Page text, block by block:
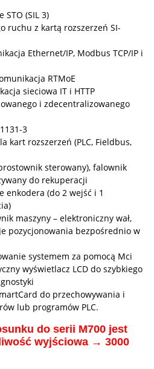
(SIL 3)
ruchu z kartą rozszerzeń SI-
Ethernet/IP, Modbus TCP/IP i
RTMoE
sieciowa IT i HTTP
i zdecentralizowanego
3
kart rozszerzeń (PLC, Fieldbus,
sterowany), falownik
do rekuperacji
enkodera (do 2 wejść i 1
maszyny – elektroniczny wał,
pozycjonowania bezpośrednio w
systemem za pomocą Mci
wyświetlacz LCD do szybkiego
do przechowywania i
lub programów PLC.
do serii M700 jest
wyjściowa → 3000